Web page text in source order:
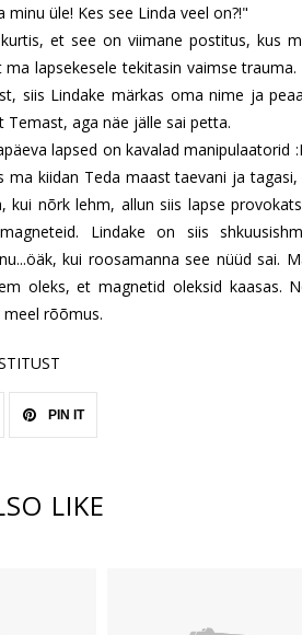
üle! Kes see Linda veel on?!"
et see on viimane postitus, kus
lapsekesele tekitasin vaimse trauma.
siis Lindake märkas oma nime ja
aga näe jälle sai petta.
lapsed on kavalad manipulaatorid
kiidan Teda maast taevani ja tagasi,
nõrk lehm, allun siis lapse
Lindake on siis
kui roosamanna see nüüd sai.
oleks, et magnetid oleksid kaasas.
rõõmus.
PIN IT
LIKE